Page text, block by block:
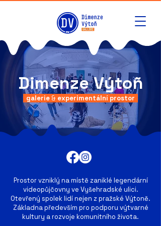
Dimenze Výtoñ
galerie & experimentální prostor
Prostor vzniklý na místě zaniklé legendární
videopůjčovny ve Vyšehradské ulici.
Otevřený spolek lidí nejen z pražské Výtoně.
Základna především pro podporu výtvarné
kultury a rozvoje komunitního života.